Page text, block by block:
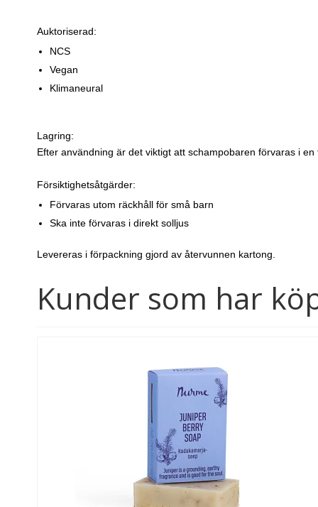
Auktoriserad:
NCS
Vegan
Klimaneural
Lagring:
Efter användning är det viktigt att schampobaren förvaras i
Försiktighetsåtgärder:
Förvaras utom räckhåll för små barn
Ska inte förvaras i direkt solljus
Levereras i förpackning gjord av återvunnen kartong.
Kunder som har